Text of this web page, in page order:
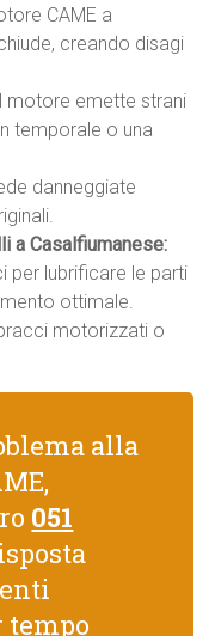
CAME a
creando disagi
motore emette strani
temporale o una
danneggiate
a Casalfiumanese:
per lubrificare le parti
ottimale.
motorizzati o
alla
051